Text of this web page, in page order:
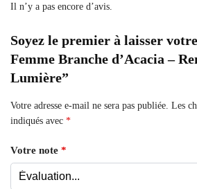
Il n’y a pas encore d’avis.
Soyez le premier à laisser
Femme Branche d’Acacia –
Lumière”
Votre adresse e-mail ne sera pas publiée. Les
indiqués avec *
Votre note *